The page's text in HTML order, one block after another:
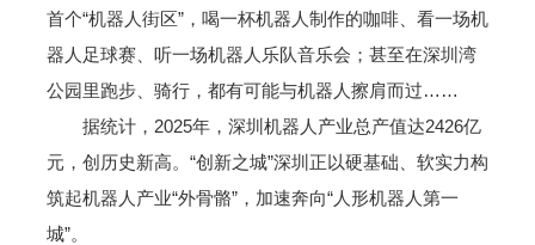
首个“机器人街区”，喝一杯机器人制作的咖啡、看一场机
器人足球赛、听一场机器人乐队音乐会；甚至在深圳湾
公园里跑步、骑行，都有可能与机器人擦肩而过……
据统计，2025年，深圳机器人产业总产值达2426亿
元，创历史新高。“创新之城”深圳正以硬基础、软实力构
筑起机器人产业“外骨骼”，加速奔向“人形机器人第一
城”。